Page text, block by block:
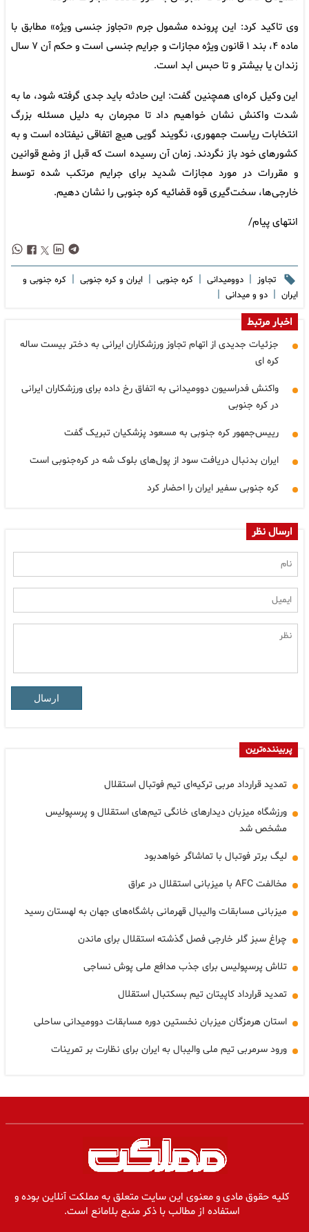
وی تاکید کرد: این پرونده مشمول جرم «تجاوز جنسی ویژه» مطابق با
ماده ۴، بند ۱ قانون ویژه مجازات و جرایم جنسی است و حکم آن ۷ سال
زندان یا بیشتر و تا حبس ابد است.
این وکیل کره‌ای همچنین گفت: این حادثه باید جدی گرفته شود، ما به
شدت واکنش نشان خواهیم داد تا مجرمان به دلیل مسئله بزرگ
انتخابات ریاست جمهوری، نگویند گویی هیچ اتفاقی نیفتاده است و به
کشورهای خود باز نگردند. زمان آن رسیده است که قبل از وضع قوانین
و مقررات در مورد مجازات شدید برای جرایم مرتکب شده توسط
خارجی‌ها، سخت‌گیری قوه قضائیه کره جنوبی را نشان دهیم.
انتهای پیام/
تجاوز | دوومیدانی | کره جنوبی | ایران و کره جنوبی | کره جنوبی و
ایران | دو و میدانی |
اخبار مرتبط
جزئیات جدیدی از اتهام تجاوز ورزشکاران ایرانی به دختر بیست ساله
کره ای
واکنش فدراسیون دوومیدانی به اتفاق رخ داده برای ورزشکاران ایرانی
در کره جنوبی
رییس‌جمهور کره جنوبی به مسعود پزشکیان تبریک گفت
ایران بدنبال دریافت سود از پول‌های بلوک شه در کره‌جنوبی است
کره جنوبی سفیر ایران را احضار کرد
ارسال نظر
ارسال
پربیننده‌ترین
تمدید قرارداد مربی ترکیه‌ای تیم فوتبال استقلال
ورزشگاه میزبان دیدارهای خانگی تیم‌های استقلال و پرسپولیس
مشخص شد
لیگ برتر فوتبال با تماشاگر خواهدبود
مخالفت AFC با میزبانی استقلال در عراق
میزبانی مسابقات والیبال قهرمانی باشگاه‌های جهان به لهستان رسید
چراغ سبز گلر خارجی فصل گذشته استقلال برای ماندن
تلاش پرسپولیس برای جذب مدافع ملی پوش نساجی
تمدید قرارداد کاپیتان تیم بسکتبال استقلال
استان هرمزگان میزبان نخستین دوره مسابقات دوومیدانی ساحلی
ورود سرمربی تیم ملی والیبال به ایران برای نظارت بر تمرینات
کلیه حقوق مادی و معنوی این سایت متعلق به مملکت آنلاین بوده و
استفاده از مطالب با ذکر منبع بلامانع است.